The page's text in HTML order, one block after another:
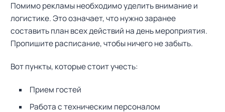
Помимо рекламы необходимо уделить внимание и
логистике. Это означает, что нужно заранее
составить план всех действий на день мероприятия.
Пропишите расписание, чтобы ничего не забыть.
Вот пункты, которые стоит учесть:
Прием гостей
Работа с техническим персоналом